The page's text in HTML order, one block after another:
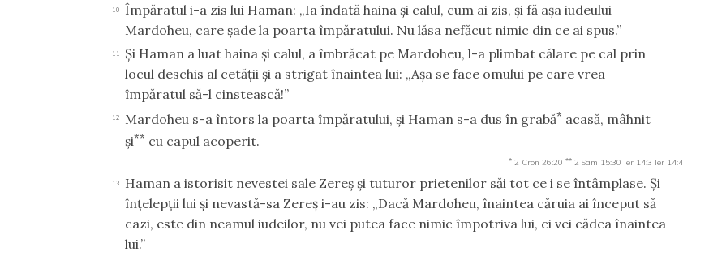
10
Împăratul i-a zis lui Haman: „Ia îndată haina şi calul, cum ai zis, şi fă aşa iudeului
Mardoheu, care şade la poarta împăratului. Nu lăsa nefăcut nimic din ce ai spus.”
11
Şi Haman a luat haina şi calul, a îmbrăcat pe Mardoheu, l-a plimbat călare pe cal prin
locul deschis al cetăţii şi a strigat înaintea lui: „Aşa se face omului pe care vrea
împăratul să-l cinstească!”
12 Mardoheu s-a întors la poarta împăratului, şi Haman s-a dus în grabă* acasă, mâhnit
şi** cu capul acoperit.
* 2 Cron 26:20 ** 2 Sam 15:30 Ier 14:3 Ier 14:4
13
Haman a istorisit nevestei sale Zereş şi tuturor prietenilor săi tot ce i se întâmplase. Şi
înţelepţii lui şi nevastă-sa Zereş i-au zis: „Dacă Mardoheu, înaintea căruia ai început să
cazi, este din neamul iudeilor, nu vei putea face nimic împotriva lui, ci vei cădea înaintea
lui.”